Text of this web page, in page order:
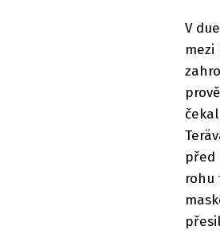
V
před
rohu